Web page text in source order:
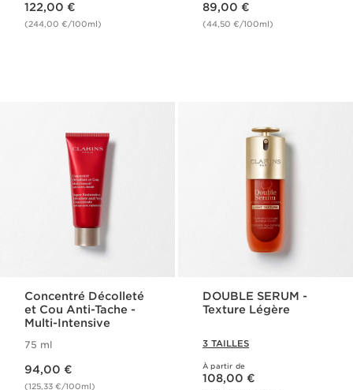
122,00 €
(244,00 €/100ml)
89,00 €
(44,50 €/100ml)
Concentré Décolleté
et Cou Anti-Tache -
Multi-Intensive
75 ml
94,00 €
(125,33 €/100ml)
DOUBLE SERUM -
Texture Légère
3 TAILLES
À partir de
Nouveau prix 108,00 €
108,00 €